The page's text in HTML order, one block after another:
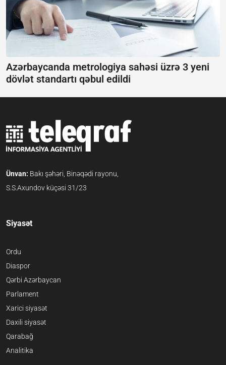
Azərbaycanda metrologiya sahəsi üzrə 3 yeni
dövlət standartı qəbul edildi
Ünvan: Bakı şəhəri, Binəqədi rayonu,
S.S.Axundov küçəsi 31/23
Siyasət
Ordu
Diaspor
Qərbi Azərbaycan
Parlament
Xarici siyasət
Daxili siyasət
Qarabağ
Analitika